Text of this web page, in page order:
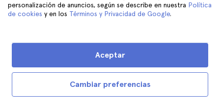
personalización de anuncios, según se describe en nuestra Política
de cookies y en los Términos y Privacidad de Google.
Cambiar preferencias
Aceptar
Ayuda
Unite a nosotros en